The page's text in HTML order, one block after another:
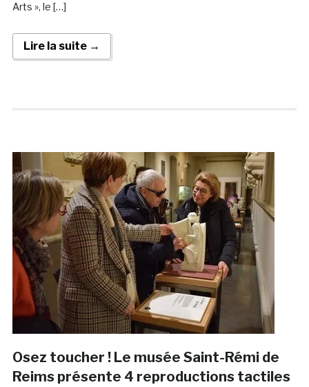
Arts », le […]
Lire la suite →
Osez toucher ! Le musée Saint-Rémi de
Reims présente 4 reproductions tactiles